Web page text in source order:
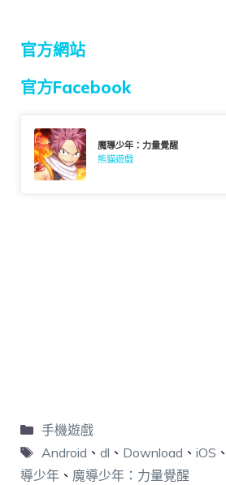
官方網站
官方Facebook
魔導少年：力量覺醒
熊貓遊戲
手機遊戲
Android 、 dl 、 Download 、 iOS 、
導少年 、 魔導少年：力量覺醒